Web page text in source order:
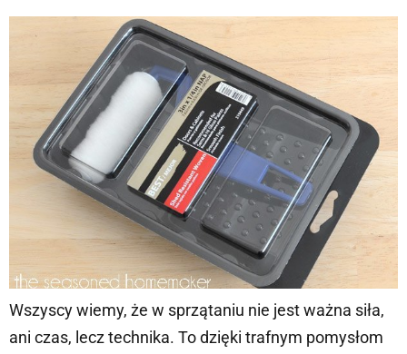
Wszyscy wiemy, że w sprzątaniu nie jest ważna siła,
ani czas, lecz technika. To dzięki trafnym pomysłom